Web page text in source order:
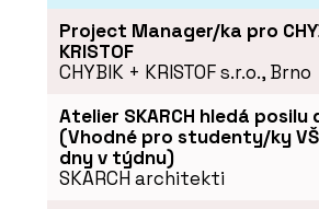
ČLÁNKY
Project Manager/ka pro
KRISTOF
CHYBIK + KRISTOF s.r.o., Brno
Atelier SKARCH hledá posilu
(Vhodné pro studenty/ky VŠ
dny v týdnu)
SKARCH architekti